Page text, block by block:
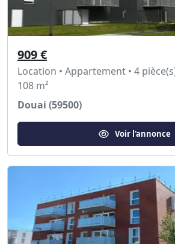
909 €
Location • Appartement • 4
108 m²
Douai (59500)
Voir l'annonce